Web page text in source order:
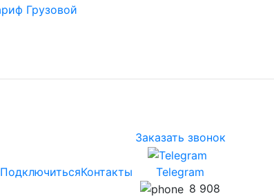
ПодключитьсяКонтакты
Заказать звонок
Telegram
8 908